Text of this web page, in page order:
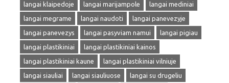
langai klaipedoje
langai marijampole
langai mediniai
langai megrame
langai naudoti
langai panevezyje
langai panevezys
langai pasyviam namui
langai pigiau
langai plastikiniai
langai plastikiniai kainos
langai plastikiniai kaune
langai plastikiniai vilniuje
langai siauliai
langai siauliuose
langai su drugeliu